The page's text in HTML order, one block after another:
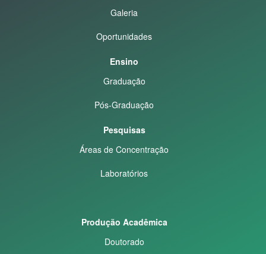
Galeria
Oportunidades
Ensino
Graduação
Pós-Graduação
Pesquisas
Áreas de Concentração
Laboratórios
Produção Acadêmica
Doutorado